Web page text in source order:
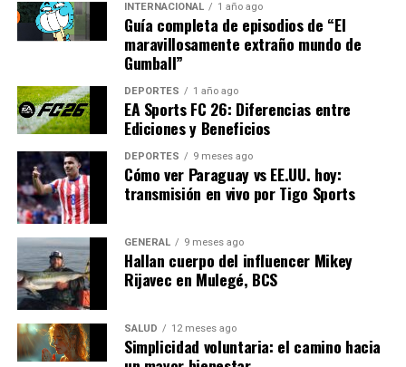
ciudadanos.
Próximos Pasos
En los próximos meses, se espera que los líderes
europeos se reúnan para discutir estrategias a largo
plazo para asegurar el suministro energético y mitigar
el impacto de los altos precios. La cooperación
internacional será clave, y es probable que veamos
nuevos acuerdos energéticos y alianzas estratégicas.
Mientras tanto, los consumidores europeos deberán
prepararse para un invierno difícil, con la esperanza de
que las medidas a corto plazo puedan aliviar parte de la
ser el impulso necesario para que Europa finalmente
avance hacia un futuro energético más sostenible y
INTERNACIONAL 1 año ago
Guía completa de episodios de “El
maravillosamente extraño mundo de
Gumball”
DEPORTES 1 año ago
EA Sports FC 26: Diferencias entre
Ediciones y Beneficios
DEPORTES 9 meses ago
Cómo ver Paraguay vs EE.UU. hoy:
transmisión en vivo por Tigo Sports
GENERAL 9 meses ago
Hallan cuerpo del influencer Mikey
Rijavec en Mulegé, BCS
SALUD 12 meses ago
Simplicidad voluntaria: el camino hacia